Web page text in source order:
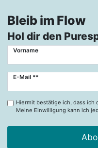
Bleib im Flow
Hol dir den
Vorname
E-Mail **
Newsletter
Hiermit bestätige ich, dass ich
Meine Einwilligung kann ich